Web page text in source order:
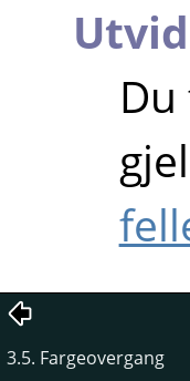
3.5. Fargeovergang